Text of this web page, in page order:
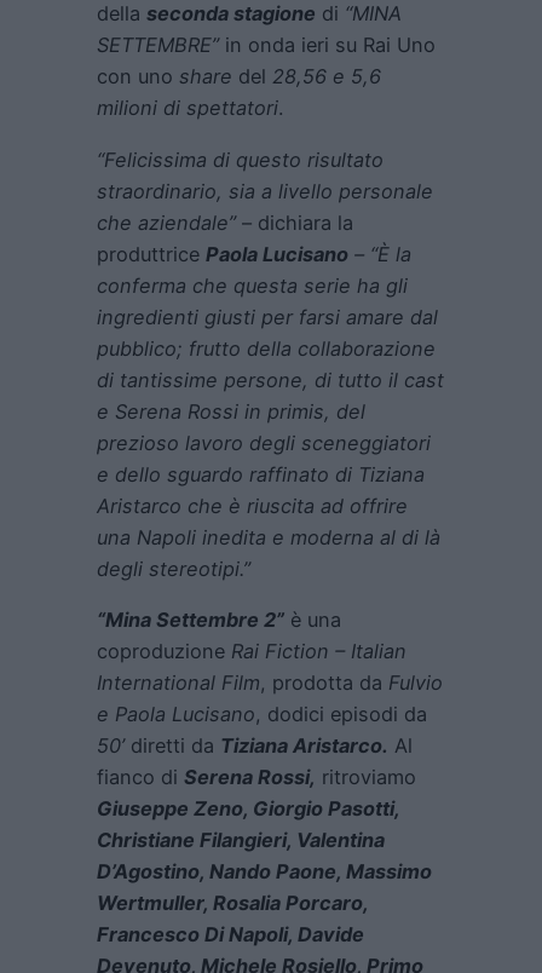
della seconda stagione di “MINA
SETTEMBRE”in onda ieri su Rai Uno
con uno share del 28,56 e 5,6
milioni di spettatori.
“Felicissima di questo risultato
straordinario, sia a livello personale
che aziendale” – dichiara la
produttrice Paola Lucisano – “È la
conferma che questa serie ha gli
ingredienti giusti per farsi amare dal
pubblico; frutto della collaborazione
di tantissime persone, di tutto il cast
e Serena Rossi in primis, del
prezioso lavoro degli sceneggiatori
e dello sguardo raffinato di Tiziana
Aristarco che è riuscita ad offrire
una Napoli inedita e moderna al di là
degli stereotipi.”
“Mina Settembre 2” è una
coproduzione Rai Fiction – Italian
International Film, prodotta da Fulvio
e Paola Lucisano, dodici episodi da
50’ diretti da Tiziana Aristarco. Al
fianco di Serena Rossi, ritroviamo
Giuseppe Zeno, Giorgio Pasotti,
Christiane Filangieri, Valentina
D’Agostino, Nando Paone, Massimo
Wertmuller, Rosalia Porcaro,
Francesco Di Napoli, Davide
Devenuto, Michele Rosiello, Primo